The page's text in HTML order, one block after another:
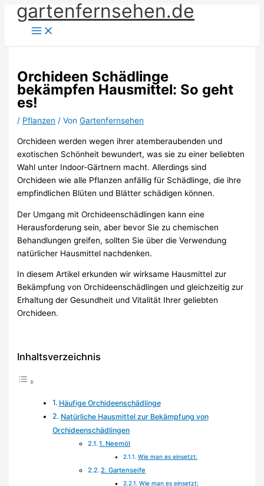
Zum
Inhalt
springen
gartenfernsehen.de
Orchideen Schädlinge
bekämpfen Hausmittel: So geht
es!
/ Pflanzen / VonGartenfernsehen
Orchideen werden wegen ihrer atemberaubenden und
exotischen Schönheit bewundert, was sie zu einer beliebten
Wahl unter Indoor-Gärtnern macht. Allerdings sind
Orchideen wie alle Pflanzen anfällig für Schädlinge, die ihre
empfindlichen Blüten und Blätter schädigen können.
Der Umgang mit Orchideenschädlingen kann eine
Herausforderung sein, aber bevor Sie zu chemischen
Behandlungen greifen, sollten Sie über die Verwendung
natürlicher Hausmittel nachdenken.
In diesem Artikel erkunden wir wirksame Hausmittel zur
Bekämpfung von Orchideenschädlingen und gleichzeitig zur
Erhaltung der Gesundheit und Vitalität Ihrer geliebten
Orchideen.
Inhaltsverzeichnis
Häufige Orchideenschädlinge
Natürliche Hausmittel zur Bekämpfung von
Orchideenschädlingen
1. Neemöl
Wie man es einsetzt:
2. Gartenseife
Wie man es einsetzt: